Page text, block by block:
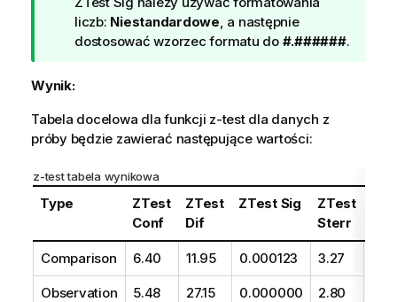
k
a
liczb: Niestandardowe, a następnie
dostosować wzorzec formatu do #.######.
Wynik:
Tabela docelowa dla funkcji z-testdla danych z
próby będzie zawierać następujące wartości:
z-testtabela wynikowa
Type
ZTest
Conf
ZTest
Dif
ZTest Sig
ZTest
Sterr
Comparison 6.40 11.95 0.000123 3.27
Observation 5.48 27.15 0.000000 2.80